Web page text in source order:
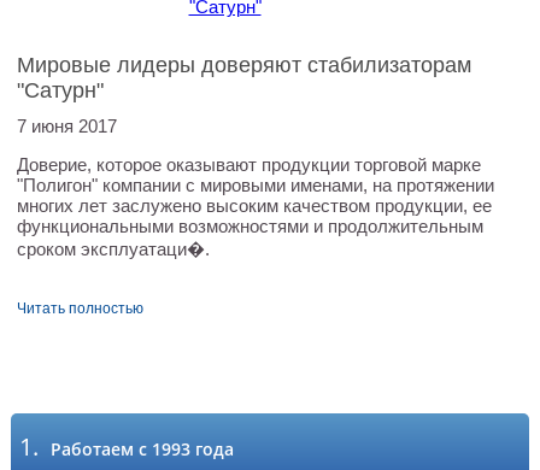
Мировые лидеры доверяют стабилизаторам
"Сатурн"
7 июня 2017
Доверие, которое оказывают продукции торговой марке
"Полигон" компании с мировыми именами, на протяжении
многих лет заслужено высоким качеством продукции, ее
функциональными возможностями и продолжительным
сроком эксплуатаци�.
Читать полностью
1. Работаем с 1993 года